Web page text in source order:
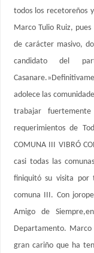
todos los recetoreños
Marco Tulio Ruiz,
de carácter masivo,
candidato del
adolece las
trabajar
requerimientos de
COMUNA III VIBRÓ
casi todas las
finiquitó su visita por
comuna III. Con
Amigo de
Departamento. Marco
gran cariño que ha